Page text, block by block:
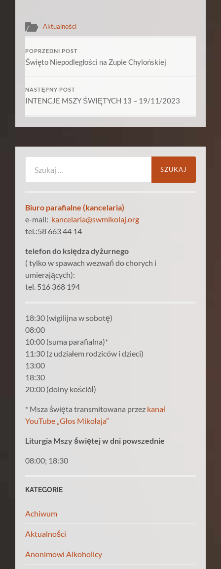
Aktualności
POPRZEDNI POST
Święto Niepodległości na Zupie Chylońskiej
NASTĘPNY POST
INTENCJE MSZY ŚWIĘTYCH 13 – 19/11/2023
Biuro parafialne (kancelaria)
e-mail: kancelaria@swmikolaj.org
tel.:58 663 44 14
telefon do księdza dyżurnego
( tylko w spawach wezwań do chorych i
umierających):
tel. 516 368 194
18:30 (wigilijna w sobotę)
08:00
10:00 (suma parafialna)*
11:30 (z udziałem rodziców i dzieci)
13:00
18:30
20:00 (dolny kościół)
* Msza święta transmitowana przez kanał
YouTube „Głos Mikołaja”
Liturgia Mszy świętej w dni powszednie
08:00; 18:30
KATEGORIE
Achiwum
Aktualności
Anonimowi Alkoholicy